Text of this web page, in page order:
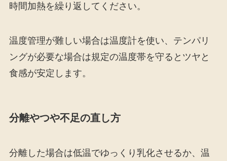
時間加熱を繰り返してください。
温度管理が難しい場合は温度計を使い、テンパリ
ングが必要な場合は規定の温度帯を守るとツヤと
食感が安定します。
分離やつや不足の直し方
分離した場合は低温でゆっくり乳化させるか、温